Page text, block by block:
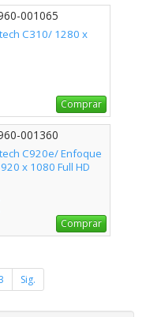
001065
C310/ 1280 x
Comprar
001360
C920e/ Enfoque
x 1080 Full HD
Comprar
Sig.